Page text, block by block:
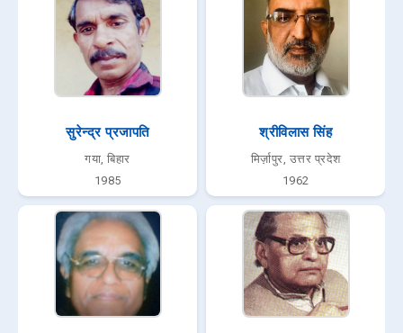
सुरेन्द्र प्रजापति
गया, बिहार
1985
श्रीविलास सिंह
मिर्ज़ापुर, उत्तर प्रदेश
1962